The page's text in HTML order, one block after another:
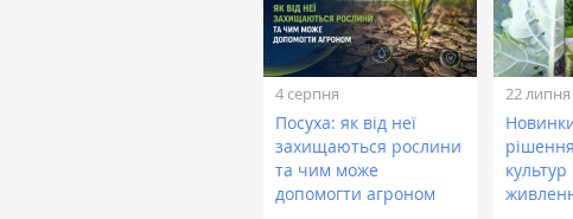
4 серпня
Посуха: як від неї
захищаються рослини
та чим може
допомогти агроном
22 липня